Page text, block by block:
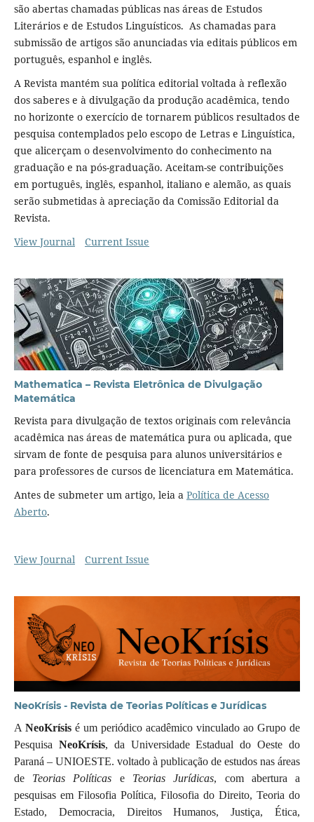
são abertas chamadas públicas nas áreas de Estudos
Literários e de Estudos Linguísticos. As chamadas para
submissão de artigos são anunciadas via editais públicos em
português, espanhol e inglês.
A Revista mantém sua política editorial voltada à reflexão
dos saberes e à divulgação da produção acadêmica, tendo
no horizonte o exercício de tornarem públicos resultados de
pesquisa contemplados pelo escopo de Letras e Linguística,
que alicerçam o desenvolvimento do conhecimento na
graduação e na pós-graduação. Aceitam-se contribuições
em português, inglês, espanhol, italiano e alemão, as quais
serão submetidas à apreciação da Comissão Editorial da
Revista.
View Journal
Current Issue
Mathematica – Revista Eletrônica de Divulgação
Matemática
Revista para divulgação de textos originais com relevância
acadêmica nas áreas de matemática pura ou aplicada, que
sirvam de fonte de pesquisa para alunos universitários e
para professores de cursos de licenciatura em Matemática.
Antes de submeter um artigo, leia a Política de Acesso
Aberto.
View Journal Current Issue
NeoKrísis - Revista de Teorias Políticas e Jurídicas
A NeoKrísisé um periódico acadêmico vinculado ao Grupo de
Pesquisa NeoKrísis, da Universidade Estadual do Oeste do
Paraná – UNIOESTE. voltado à publicação de estudos nas áreas
de Teorias Políticas e Teorias Jurídicas, com abertura a
pesquisas em Filosofia Política, Filosofia do Direito, Teoria do
Estado, Democracia, Direitos Humanos, Justiça, Ética,